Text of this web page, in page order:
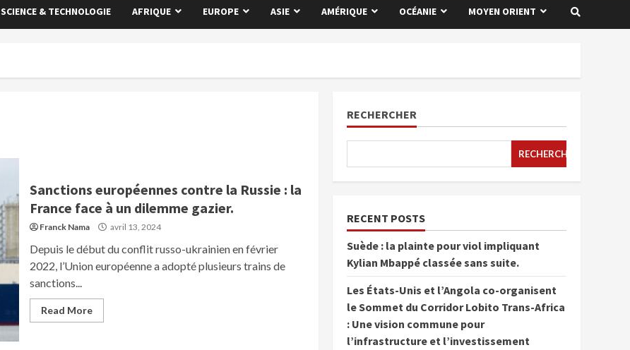
SCIENCE & TECHNOLOGIE AFRIQUE EUROPE ASIE AMÉRIQUE OCÉANIE MOYEN ORIENT
Sanctions européennes contre la Russie : la
France face à un dilemme gazier.
Franck Nama avril 13, 2024
Depuis le début du conflit russo-ukrainien en février
2022, l’Union européenne a adopté plusieurs trains de
sanctions...
Read More
RECHERCHER
RECHERCHER
RECENT POSTS
Suède : la plainte pour viol impliquant
Kylian Mbappé classée sans suite.
Les États-Unis et l’Angola co-organisent
le Sommet du Corridor Lobito Trans-Africa
: Une vision commune pour
l’infrastructure et l’investissement